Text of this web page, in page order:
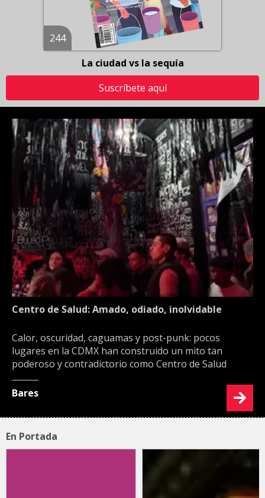
244
La ciudad vs la sequía
Suscríbete aquí
Centro de Salud: Amado, odiado, inolvidable
Calor, oscuridad, caguamas y post-punk: pocos
lugares en la CDMX han construido un mito tan
poderoso y contradictorio como Centro de Salud
Bares
En Portada